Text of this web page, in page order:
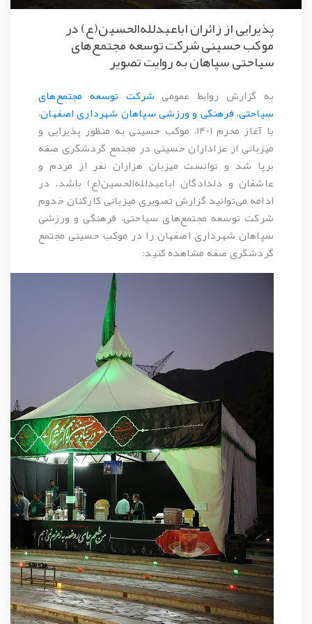
پذیرایی از زائران اباعبدلله‌الحسین(ع) در
موکب حسینی شرکت توسعه مجتمع‌های
سیاحتی سپاهان به روایت تصویر
به گزارش روابط عمومیشرکت توسعه مجتمع‌های
سیاحتی، فرهنگی و ورزشی سپاهان شهرداری اصفهان،
با آغاز محرم 1401، موکب حسینی به منظور پذیرایی و
میزبانی از عزاداران حسینی در مجتمع گردشگری صفه
برپا شد و توانست میزبان هزاران نفر از مردم و
عاشقان و دلدادگان اباعبدلله‌الحسین(ع) باشد. در
ادامه می‌توانید گزارش تصویری میزبانی کارکنان خدوم
شرکت توسعه مجتمع‌های سیاحتی، فرهنگی و ورزشی
سپاهان شهرداری اصفهان را در موکب حسینی مجتمع
گردشگری صفه مشاهده کنید: